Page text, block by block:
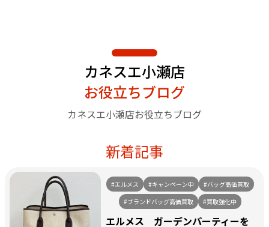
カネスエ小瀬店
お役立ちブログ
カネスエ小瀬店お役立ちブログ
新着記事
#エルメス #キャンペーン中
#バッグ高価買取
#ブランドバッグ高価買取
#買取強化中
エルメス ガーデンパーティーを